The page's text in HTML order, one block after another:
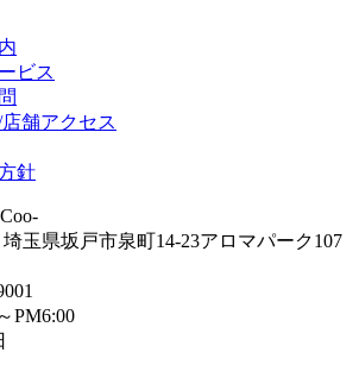
ビス
舗アクセス
針
玉県坂戸市泉町14-23アロマパーク107
PM6:00